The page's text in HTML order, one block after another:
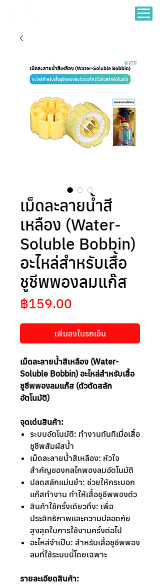
เม็ดละลายน้ำสี
เหลือง (Water-
Soluble Bobbin)
อะไหล่สำหรับเสื้อ
ชูชีพพองลมแก๊ส
฿159.00
เพิ่มลงในรถเข็น
เม็ดละลายน้ำสีเหลือง (Water-
Soluble Bobbin) อะไหล่สำหรับเสื้อ
ชูชีพพองลมแก๊ส (ตัวตัดสลัก
อัตโนมัติ)
จุดเด่นสินค้า:
ระบบอัตโนมัติ: ทำงานทันทีเมื่อเสื้อ
ชูชีพสัมผัสน้ำ
เม็ดละลายน้ำสีเหลือง: หัวใจ
สำคัญของกลไกพองลมอัตโนมัติ
ปลดสลักแม่นยำ: ช่วยให้กระบอก
แก๊สทำงาน ทำให้เสื้อชูชีพพองตัว
สินค้าใช้ครั้งเดียวทิ้ง: เพื่อ
ประสิทธิภาพและความปลอดภัย
สูงสุดในการใช้งานครั้งต่อไป
อะไหล่จำเป็น: สำหรับเสื้อชูชีพพอง
ลมที่ใช้ระบบนี้โดยเฉพาะ
รายละเอียดสินค้า: